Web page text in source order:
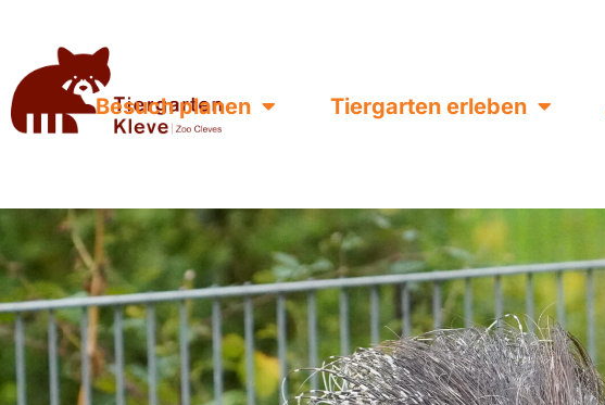
Besuch planen Tiergarten erleben